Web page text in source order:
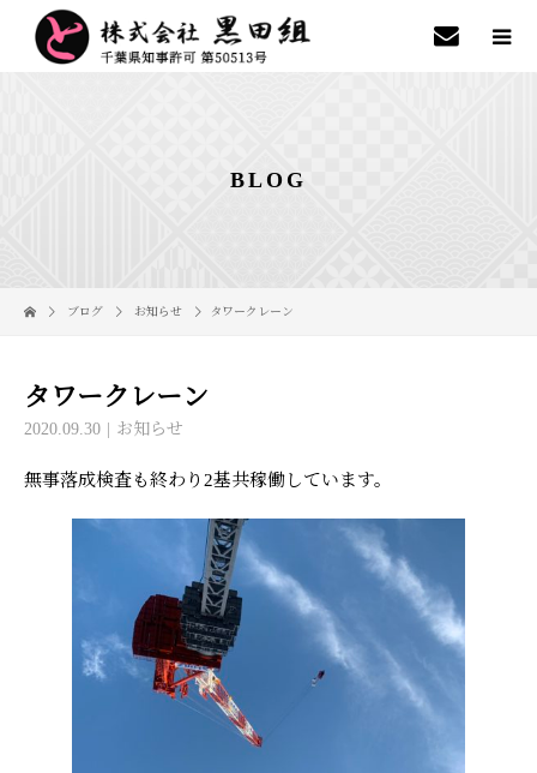
BLOG
ブログ お知らせ タワークレーン
タワークレーン
2020.09.30 お知らせ
無事落成検査も終わり2基共稼働しています。